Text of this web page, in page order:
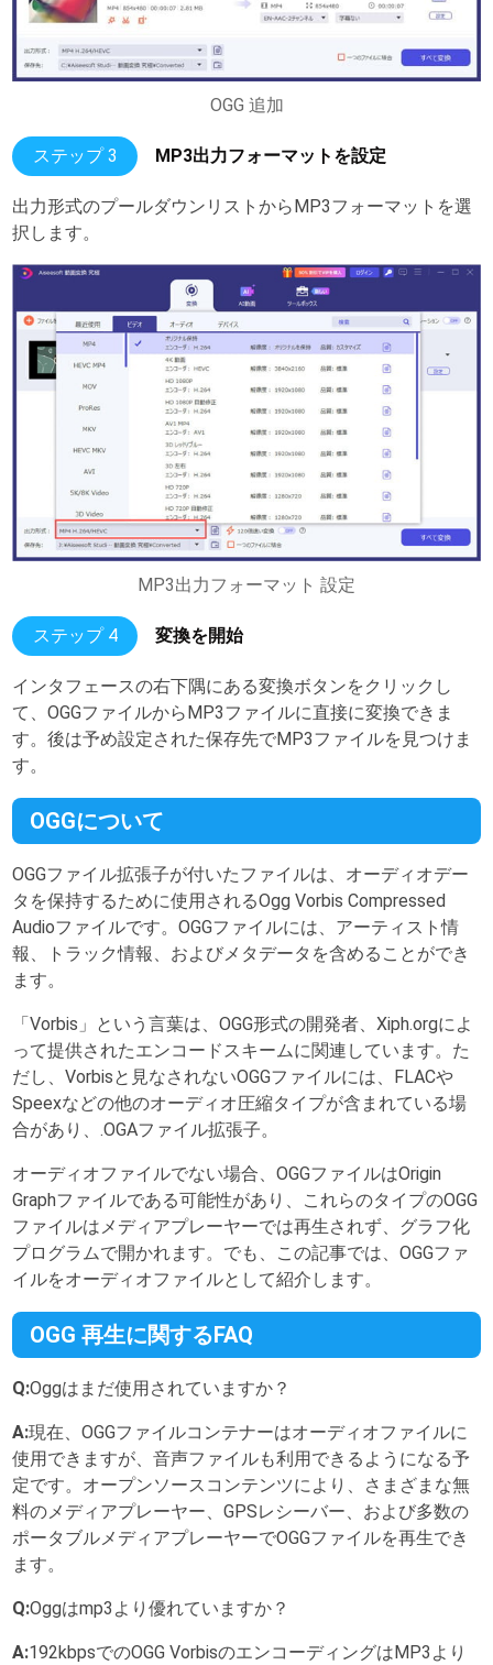
OGG 追加
ステップ 3 MP3出力フォーマットを設定
出力形式のプールダウンリストからMP3フォーマットを選
択します。
MP3出力フォーマット 設定
ステップ 4 変換を開始
インタフェースの右下隅にある変換ボタンをクリックし
て、OGGファイルからMP3ファイルに直接に変換できま
す。後は予め設定された保存先でMP3ファイルを見つけま
す。
OGGについて
OGGファイル拡張子が付いたファイルは、オーディオデー
タを保持するために使用されるOgg Vorbis Compressed
Audioファイルです。OGGファイルには、アーティスト情
報、トラック情報、およびメタデータを含めることができ
ます。
「Vorbis」という言葉は、OGG形式の開発者、Xiph.orgによ
って提供されたエンコードスキームに関連しています。た
だし、Vorbisと見なされないOGGファイルには、FLACや
Speexなどの他のオーディオ圧縮タイプが含まれている場
合があり、.OGAファイル拡張子。
オーディオファイルでない場合、OGGファイルはOrigin
Graphファイルである可能性があり、これらのタイプのOGG
ファイルはメディアプレーヤーでは再生されず、グラフ化
プログラムで開かれます。でも、この記事では、OGGファ
イルをオーディオファイルとして紹介します。
OGG 再生に関するFAQ
Q:Oggはまだ使用されていますか？
A:現在、OGGファイルコンテナーはオーディオファイルに
使用できますが、音声ファイルも利用できるようになる予
定です。オープンソースコンテンツにより、さまざまな無
料のメディアプレーヤー、GPSレシーバー、および多数の
ポータブルメディアプレーヤーでOGGファイルを再生でき
ます。
Q:Oggはmp3より優れていますか？
A:192kbpsでのOGG VorbisのエンコーディングはMP3より